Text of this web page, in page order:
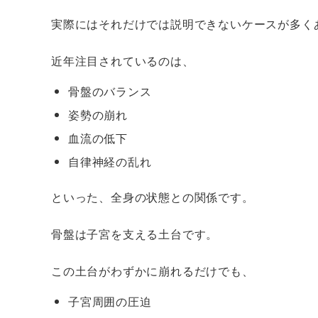
実際にはそれだけでは説明できないケースが多く
近年注目されているのは、
骨盤のバランス
姿勢の崩れ
血流の低下
自律神経の乱れ
といった、全身の状態との関係です。
骨盤は子宮を支える土台です。
この土台がわずかに崩れるだけでも、
子宮周囲の圧迫